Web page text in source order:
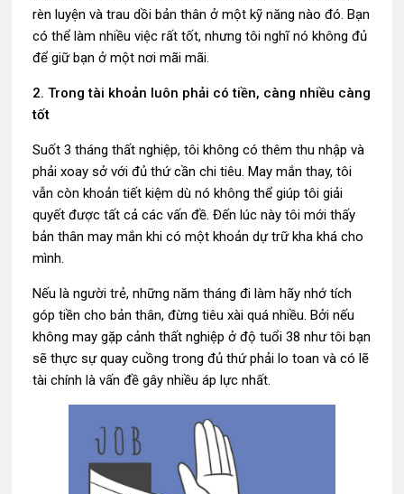
rèn luyện và trau dồi bản thân ở một kỹ năng nào đó. Bạn
có thể làm nhiều việc rất tốt, nhưng tôi nghĩ nó không đủ
để giữ bạn ở một nơi mãi mãi.
2. Trong tài khoản luôn phải có tiền, càng nhiều càng
tốt
Suốt 3 tháng thất nghiệp, tôi không có thêm thu nhập và
phải xoay sở với đủ thứ cần chi tiêu. May mắn thay, tôi
vẫn còn khoản tiết kiệm dù nó không thể giúp tôi giải
quyết được tất cả các vấn đề. Đến lúc này tôi mới thấy
bản thân may mắn khi có một khoản dự trữ kha khá cho
mình.
Nếu là người trẻ, những năm tháng đi làm hãy nhớ tích
góp tiền cho bản thân, đừng tiêu xài quá nhiều. Bởi nếu
không may gặp cảnh thất nghiệp ở độ tuổi 38 như tôi bạn
sẽ thực sự quay cuồng trong đủ thứ phải lo toan và có lẽ
tài chính là vấn đề gây nhiều áp lực nhất.